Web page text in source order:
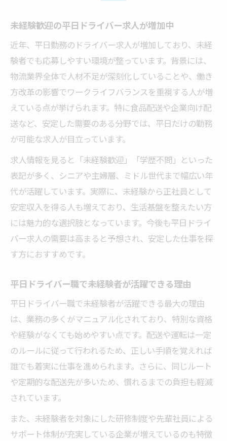
未経験歓迎の平日ドライバー求人が増加中
近年、平日勤務のドライバー求人が増加しており、未経
験者でも応募しやすい環境が整っています。背景には、
物流業界全体で人材不足が深刻化していることや、働き
方改革の影響でワークライフバランスを重視する人が増
えている点が挙げられます。特に食品配送や企業向け配
送など、安定した需要のある分野では、平日だけの勤務
が可能な求人が目立っています。
求人情報を見ると「未経験歓迎」「学歴不問」といった
表記が多く、シニアや主婦層、ミドル世代まで幅広い年
代が活躍しています。実際に、未経験から正社員として
安定収入を得る人も増えており、生活基盤を整えたい方
には魅力的な選択肢となっています。今後も平日ドライ
バー求人の需要は高まると予想され、安定した仕事を探
す方におすすめです。
平日ドライバー職で未経験者が活躍できる理由
平日ドライバー職で未経験者が活躍できる最大の理由
は、業務の多くがマニュアル化されており、特別な資格
や経験がなくても始めやすい点です。配送や運転は一定
のルールに従って行われるため、正しい手順を覚えれば
誰でも着実に仕事を進められます。さらに、同じルート
や定期的な配送先が多いため、慣れるまでの負担も軽減
されています。
また、未経験者を対象にした研修制度や先輩社員による
サポート体制が充実している企業が増えているのも特徴